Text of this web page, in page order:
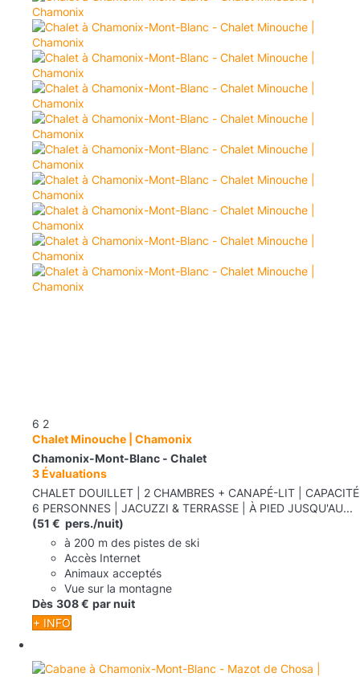
6 2
Chalet Minouche | Chamonix
Chamonix-Mont-Blanc - Chalet
3 Évaluations
CHALET DOUILLET | 2 CHAMBRES + CANAPÉ-LIT | CAPACITÉ
6 PERSONNES | JACUZZI & TERRASSE | À PIED JUSQU'AU...
(51 € pers./nuit)
à 200 m des pistes de ski
Accès Internet
Animaux acceptés
Vue sur la montagne
Dès 308 € par nuit
+ INFO